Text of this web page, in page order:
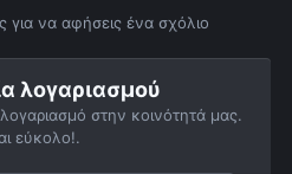
για να αφήσεις ένα σχόλιο
λογαριασμού
στην κοινότητά μας.
εύκολο!.